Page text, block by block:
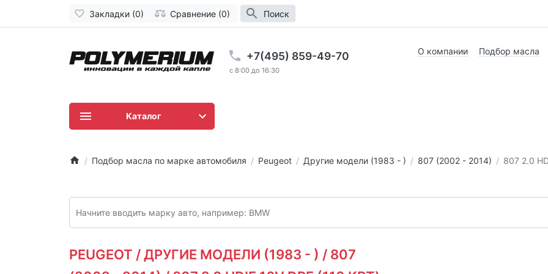
Закладки (0) Сравнение (0) Поиск
+7(495) 859-49-70
c 8:00 до 16:30
О компании Подбор масла
Каталог
Подбор масла по марке автомобиля Peugeot Другие модели (1983 - ) 807 (2002 - 2014) 807 2.0
PEUGEOT / ДРУГИЕ МОДЕЛИ (1983 - ) / 807